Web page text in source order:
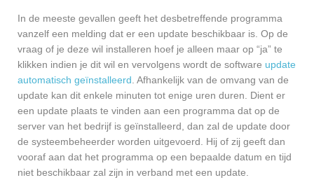
In de meeste gevallen geeft het desbetreffende programma
vanzelf een melding dat er een update beschikbaar is. Op de
vraag of je deze wil installeren hoef je alleen maar op “ja” te
klikken indien je dit wil en vervolgens wordt de software update
automatisch geïnstalleerd. Afhankelijk van de omvang van de
update kan dit enkele minuten tot enige uren duren. Dient er
een update plaats te vinden aan een programma dat op de
server van het bedrijf is geïnstalleerd, dan zal de update door
de systeembeheerder worden uitgevoerd. Hij of zij geeft dan
vooraf aan dat het programma op een bepaalde datum en tijd
niet beschikbaar zal zijn in verband met een update.